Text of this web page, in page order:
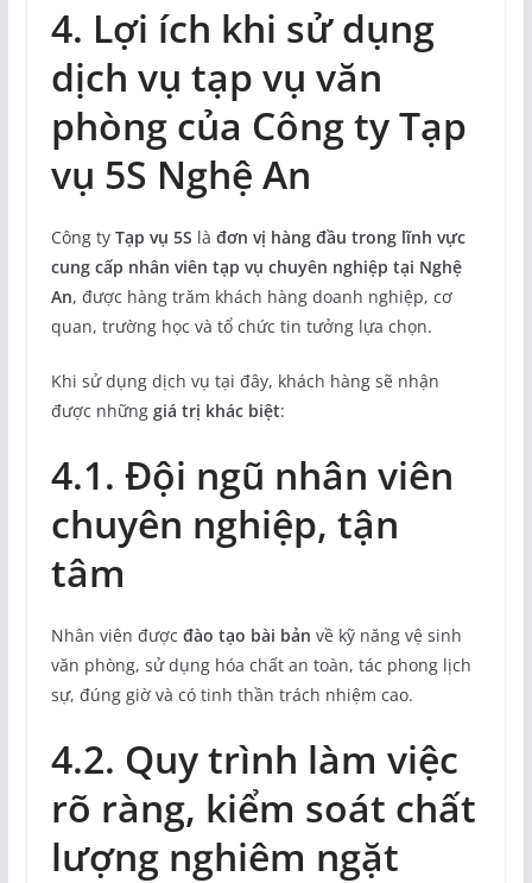
4. Lợi ích khi sử dụng
dịch vụ tạp vụ văn
phòng của Công ty Tạp
vụ 5S Nghệ An
Công ty Tạp vụ 5S là đơn vị hàng đầu trong lĩnh vực
cung cấp nhân viên tạp vụ chuyên nghiệp tại Nghệ
An, được hàng trăm khách hàng doanh nghiệp, cơ
quan, trường học và tổ chức tin tưởng lựa chọn.
Khi sử dụng dịch vụ tại đây, khách hàng sẽ nhận
được những giá trị khác biệt:
4.1. Đội ngũ nhân viên
chuyên nghiệp, tận
tâm
Nhân viên được đào tạo bài bản về kỹ năng vệ sinh
văn phòng, sử dụng hóa chất an toàn, tác phong lịch
sự, đúng giờ và có tinh thần trách nhiệm cao.
4.2. Quy trình làm việc
rõ ràng, kiểm soát chất
lượng nghiêm ngặt